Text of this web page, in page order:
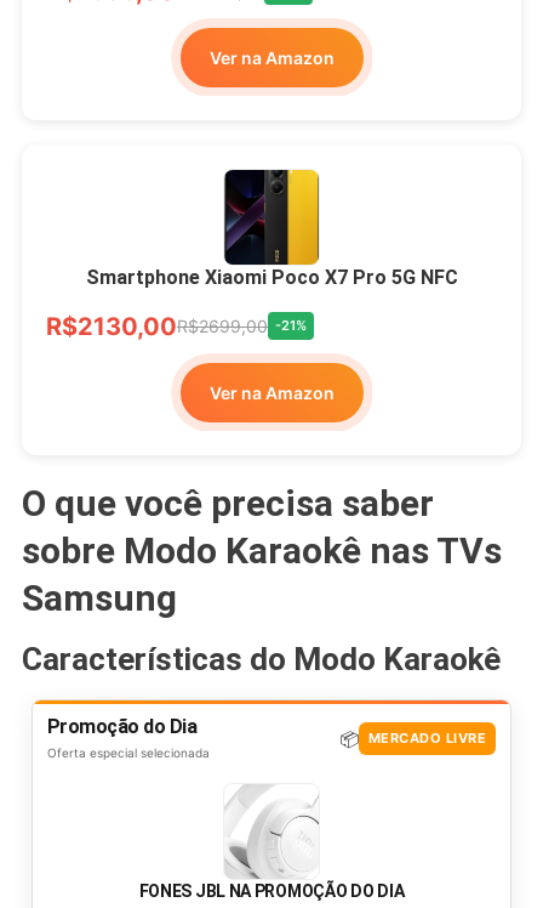
Ver na Amazon
Smartphone Xiaomi Poco X7 Pro 5G NFC
R$2130,00R$2699,00 -21%
Ver na Amazon
O que você precisa saber
sobre Modo Karaokê nas TVs
Samsung
Características do Modo Karaokê
Promoção do Dia
Oferta especial selecionada
📦 MERCADO LIVRE
FONES JBL NA PROMOÇÃO DO DIA